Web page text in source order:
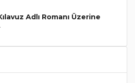
Adlı Romanı Üzerine